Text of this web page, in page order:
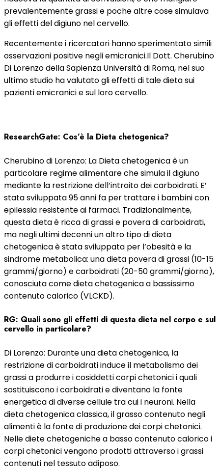
prevalentemente grassi e poche altre cose simulava
gli effetti del digiuno nel cervello.
Recentemente i ricercatori hanno sperimentato simili
osservazioni positive negli emicranici.Il Dott. Cherubino
Di Lorenzo della Sapienza Università di Roma, nel suo
ultimo studio ha valutato gli effetti di tale dieta sui
pazienti emicranici e sul loro cervello.
ResearchGate: Cos’è la Dieta chetogenica?
Cherubino di Lorenzo: La Dieta chetogenica è un
particolare regime alimentare che simula il digiuno
mediante la restrizione dell’introito dei carboidrati. E’
stata sviluppata 95 anni fa per trattare i bambini con
epilessia resistente ai farmaci. Tradizionalmente,
questa dieta è ricca di grassi e povera di carboidrati,
ma negli ultimi decenni un altro tipo di dieta
chetogenica è stata sviluppata per l’obesità e la
sindrome metabolica: una dieta povera di grassi (10-15
grammi/giorno) e carboidrati (20-50 grammi/giorno),
conosciuta come dieta chetogenica a bassissimo
contenuto calorico (VLCKD).
RG: Quali sono gli effetti di questa dieta nel corpo e sul
cervello in particolare?
Di Lorenzo: Durante una dieta chetogenica, la
restrizione di carboidrati induce il metabolismo dei
grassi a produrre i cosiddetti corpi chetonici i quali
sostituiscono i carboidrati e diventano la fonte
energetica di diverse cellule tra cui i neuroni. Nella
dieta chetogenica classica, il grasso contenuto negli
alimenti è la fonte di produzione dei corpi chetonici.
Nelle diete chetogeniche a basso contenuto calorico i
corpi chetonici vengono prodotti attraverso i grassi
contenuti nel tessuto adiposo.